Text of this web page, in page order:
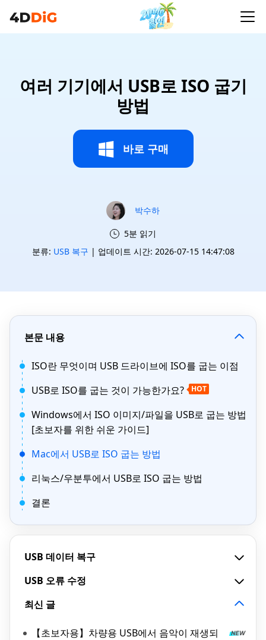
여러 기기에서 USB로 ISO 굽기
방법
바로 구매
박수하
5분 읽기
분류: USB 복구 | 업데이트 시간: 2026-07-15 14:47:08
본문 내용
ISO란 무엇이며 USB 드라이브에 ISO를 굽는 이점
USB로 ISO를 굽는 것이 가능한가요?
HOT
Windows에서 ISO 이미지/파일을 USB로 굽는 방법
[초보자를 위한 쉬운 가이드]
Mac에서 USB로 ISO 굽는 방법
리눅스/우분투에서 USB로 ISO 굽는 방법
결론
USB 데이터 복구
USB 오류 수정
최신 글
【초보자용】차량용 USB에서 음악이 재생되